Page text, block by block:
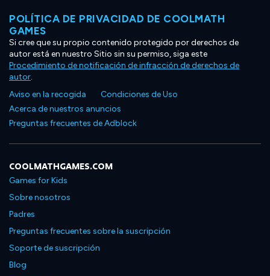
POLÍTICA DE PRIVACIDAD DE COOLMATH
GAMES
Si cree que su propio contenido protegido por derechos de
autor está en nuestro Sitio sin su permiso, siga este
Procedimiento de notificación de infracción de derechos de
autor.
Aviso en la recogida
Condiciones de Uso
Acerca de nuestros anuncios
Preguntas frecuentes de Adblock
COOLMATHGAMES.COM
Games for Kids
Sobre nosotros
Padres
Preguntas frecuentes sobre la suscripción
Soporte de suscripción
Blog